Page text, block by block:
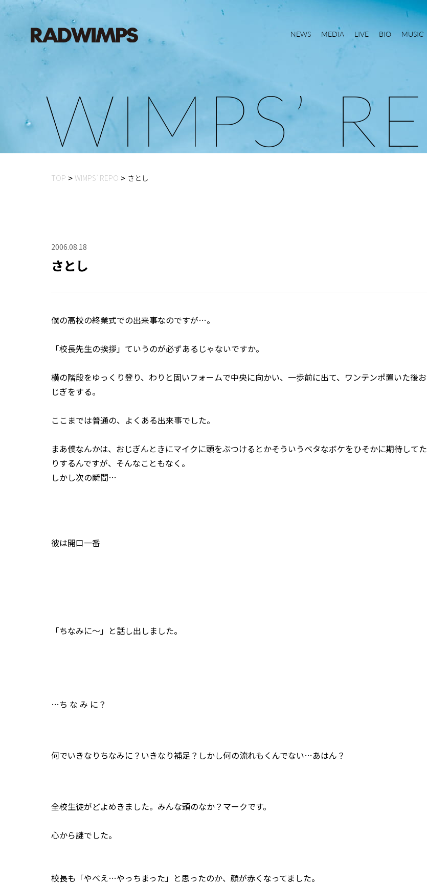
NEWS MEDIA LIVE BIO MUSIC
W IMPS’ R E
TOP WIMPS’ REPO さとし
2006.08.18
さとし
僕の高校の終業式での出来事なのですが…。
「校長先生の挨拶」ていうのが必ずあるじゃないですか。
横の階段をゆっくり登り、わりと固いフォームで中央に向かい、一歩前に出て、ワンテンポ置いた後お
じぎをする。
ここまでは普通の、よくある出来事でした。
まあ僕なんかは、おじぎんときにマイクに頭をぶつけるとかそういうベタなボケをひそかに期待してた
りするんですが、そんなこともなく。
しかし次の瞬間…
彼は開口一番
「ちなみに～」と話し出しました。
…ち な み に？
何でいきなりちなみに？いきなり補足？しかし何の流れもくんでない…あはん？
全校生徒がどよめきました。みんな頭のなか？マークです。
心から謎でした。
校長も「やべえ…やっちまった」と思ったのか、顔が赤くなってました。